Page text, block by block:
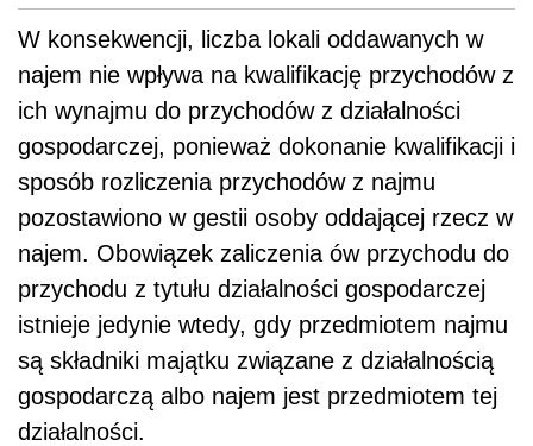
W konsekwencji, liczba lokali oddawanych w
najem nie wpływa na kwalifikację przychodów z
ich wynajmu do przychodów z działalności
gospodarczej, ponieważ dokonanie kwalifikacji i
sposób rozliczenia przychodów z najmu
pozostawiono w gestii osoby oddającej rzecz w
najem. Obowiązek zaliczenia ów przychodu do
przychodu z tytułu działalności gospodarczej
istnieje jedynie wtedy, gdy przedmiotem najmu
są składniki majątku związane z działalnością
gospodarczą albo najem jest przedmiotem tej
działalności.